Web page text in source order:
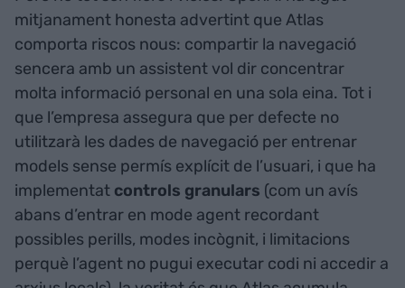
mitjanament honesta advertint que Atlas
comporta riscos nous: compartir la navegació
sencera amb un assistent vol dir concentrar
molta informació personal en una sola eina. Tot i
que l’empresa assegura que per defecte no
utilitzarà les dades de navegació per entrenar
models sense permís explícit de l’usuari, i que ha
implementat controls granulars (com un avís
abans d’entrar en mode agent recordant
possibles perills, modes incògnit, i limitacions
perquè l’agent no pugui executar codi ni accedir a